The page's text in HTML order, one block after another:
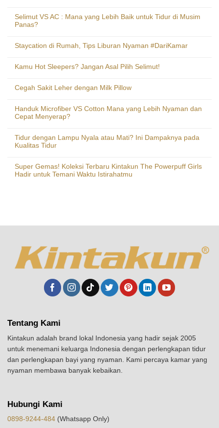
Selimut VS AC : Mana yang Lebih Baik untuk Tidur di Musim
Panas?
Staycation di Rumah, Tips Liburan Nyaman #DariKamar
Kamu Hot Sleepers? Jangan Asal Pilih Selimut!
Cegah Sakit Leher dengan Milk Pillow
Handuk Microfiber VS Cotton Mana yang Lebih Nyaman dan
Cepat Menyerap?
Tidur dengan Lampu Nyala atau Mati? Ini Dampaknya pada
Kualitas Tidur
Super Gemas! Koleksi Terbaru Kintakun The Powerpuff Girls
Hadir untuk Temani Waktu Istirahatmu
Tentang Kami
Kintakun adalah brand lokal Indonesia yang hadir sejak 2005
untuk menemani keluarga Indonesia dengan perlengkapan tidur
dan perlengkapan bayi yang nyaman. Kami percaya kamar yang
nyaman membawa banyak kebaikan.
Hubungi Kami
0898-9244-484 (Whatsapp Only)